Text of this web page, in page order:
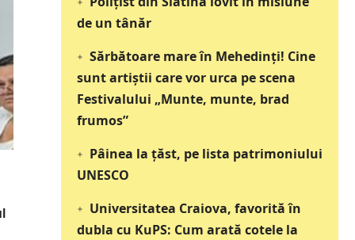
de un tânăr
Sărbătoare mare în Mehedinți! Cine
sunt artiștii care vor urca pe scena
Festivalului „Munte, munte, brad
frumos”
Pâinea la țăst, pe lista patrimoniului
UNESCO
Universitatea Craiova, favorită în
dubla cu KuPS: Cum arată cotele la